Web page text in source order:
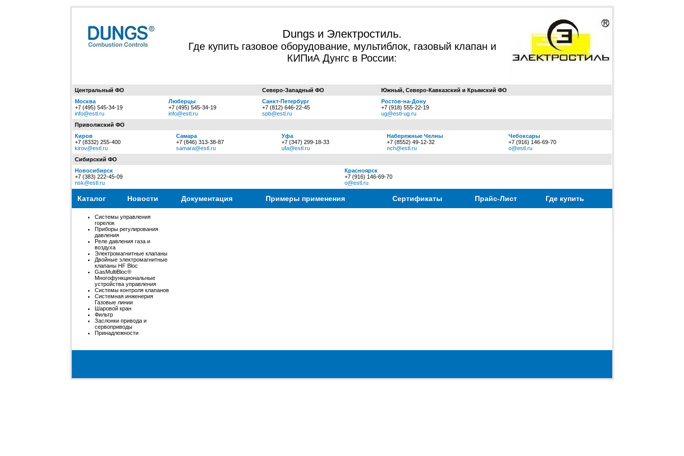
Dungs и Электростиль.
Где купить газовое оборудование, мультиблок, газовый клапан и
КИПиА Дунгс в России:
Центральный ФО Северо-Западный ФО
Южный, Северо-Кавказский и Крымский ФО
Москва
+7 (495) 545-34-19
info@estl.ru
Люберцы
+7 (495) 545-34-19
info@estl.ru
Санкт-Петербург
+7 (812) 646-22-45
spb@estl.ru
Ростов-на-Дону
+7 (918) 555-22-19
ug@estl-ug.ru
Приволжский ФО
Киров
+7 (8332) 255-400
kirov@estl.ru
Самара
+7 (846) 313-38-87
samara@estl.ru
Уфа
+7 (347) 299-18-33
ufa@estl.ru
Набережные Челны
+7 (8552) 49-12-32
nch@estl.ru
Чебоксары
+7 (916) 146-69-70
o@estl.ru
Сибирский ФО
Новосибирск
+7 (383) 222-45-09
nsk@estl.ru
Красноярск
+7 (916) 146-69-70
o@estl.ru
Каталог Новости Документация Примеры применения Сертификаты Прайс-Лист Где купить
Системы управления
горелок
Приборы регулирования
давления
Реле давления газа и
воздуха
Электромагнитные клапаны
Двойные электромагнитные
клапаны HF Bloc
GasMultiBloc®
Многофункциональные
устройства управления
Системы контроля клапанов
Системная инженерия
Газовые линии
Шаровой кран
Фильтр
Заслонки привода и
сервоприводы
Принадлежности